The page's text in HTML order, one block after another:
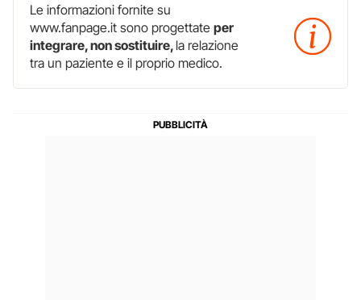
Le informazioni fornite su
www.fanpage.it sono progettate per
integrare, non sostituire,la relazione
tra un paziente e il proprio medico.